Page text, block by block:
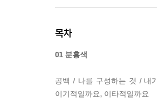
목차
01 분홍색
공백 / 나를 구성하는 것 / 내
이기적일까요, 이타적일까요